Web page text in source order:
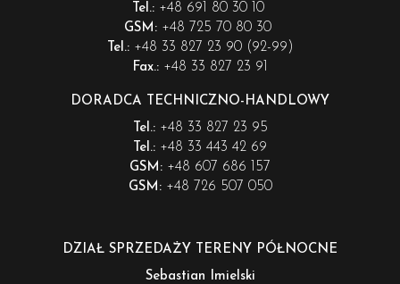
Tel.:+48 691 80 30 10
GSM: +48 725 70 80 30
Tel.:+48 33 827 23 90 (92-99)
Fax.: +48 33 827 23 91
DORADCA TECHNICZNO-HANDLOWY
Tel.: +48 33 827 23 95
Tel.: +48 33 443 42 69
GSM: +48 607 686 157
GSM:+48 726 507 050
DZIAŁ SPRZEDAŻY TERENY PÓŁNOCNE
Sebastian Imielski